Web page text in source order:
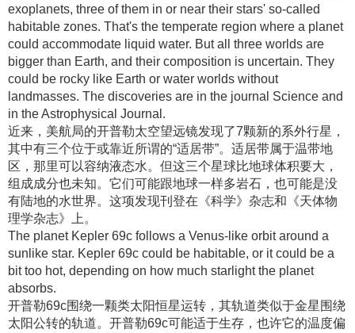
exoplanets, three of them in or near their stars' so-called
habitable zones. That's the temperate region where a planet
could accommodate liquid water. But all three worlds are
bigger than Earth, and their composition is uncertain. They
could be rocky like Earth or water worlds without
landmasses. The discoveries are in the journal Science and
in the Astrophysical Journal.
近来，美航局的开普勒太空望远镜发现了7颗新的系外行星，
其中有三个位于或靠近所谓的“适居带”。适居带属于温带地
区，那里可以容纳液态水。但这三个星球比地球体积要大，
组成成分也未知。它们可能跟地球一样多岩石，也可能是没
有陆地的水世界。这项发现刊登在《科学》杂志和《天体物
理学杂志》上 。
The planet Kepler 69c follows a Venus-like orbit around a
sunlike star. Kepler 69c could be habitable, or it could be a
bit too hot, depending on how much starlight the planet
absorbs.
开普勒69c围绕一颗类太阳恒星运转，其轨道类似于金星围绕
太阳公转的轨道。开普勒69c可能适于生存，也许它的温度偏